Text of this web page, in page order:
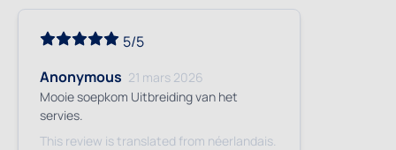
5/5
Anonymous 21 mars 2026
Mooie soepkom Uitbreiding van het
servies.
This review is translated from néerlandais.